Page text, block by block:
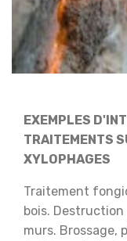
EXEMPLES
TRAITEMENTS
XYLOPHAGES
Traitement
bois. Destruction
murs. Brossage,